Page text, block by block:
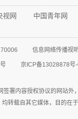
视网 中国青年网
信息网络传播视
京ICP备13028878号
署内容授权协议的网站
转载自其它媒体，目的